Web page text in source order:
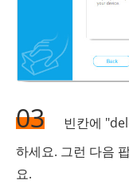
03
빈칸에
하세요. 그런 다음
요.